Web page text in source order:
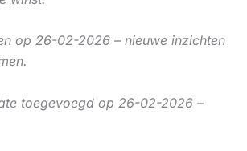
op 26-02-2026 – nieuwe inzichten
toegevoegd op 26-02-2026 –